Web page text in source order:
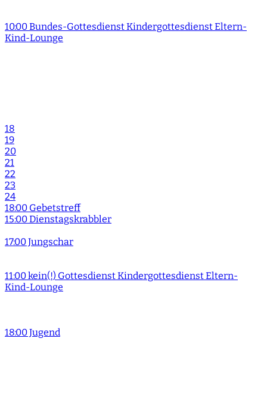
10:00 Bundes-Gottesdienst Kindergottesdienst Eltern-
Kind-Lounge
18
19
20
21
22
23
24
18:00 Gebetstreff
15:00 Dienstagskrabbler
17:00 Jungschar
11:00 kein(!) Gottesdienst Kindergottesdienst Eltern-
Kind-Lounge
18:00 Jugend